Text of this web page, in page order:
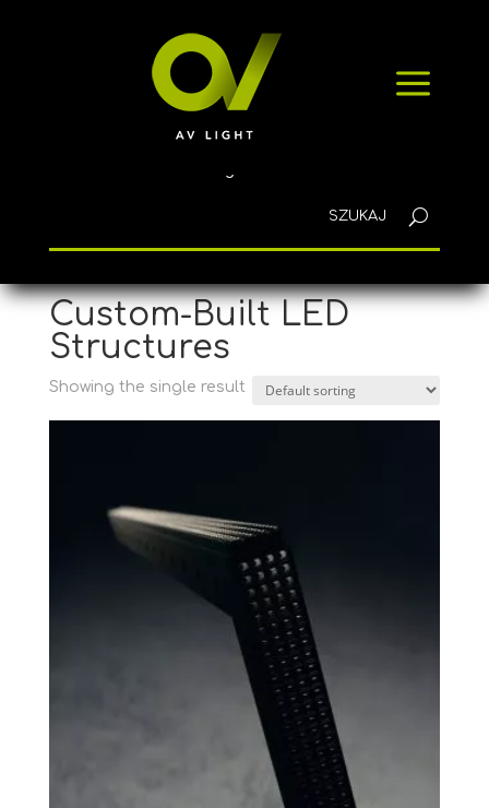
a
HOME
PRODUCTS
NEWS
CONTACT
Home/ Products tagged “Custom-Built LED
Custom-Built LED
Structures
Showing the single result